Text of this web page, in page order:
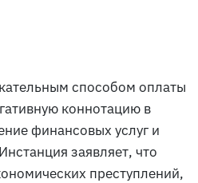
способом оплаты
коннотацию в
финансовых услуг и
заявляет, что
преступлений,